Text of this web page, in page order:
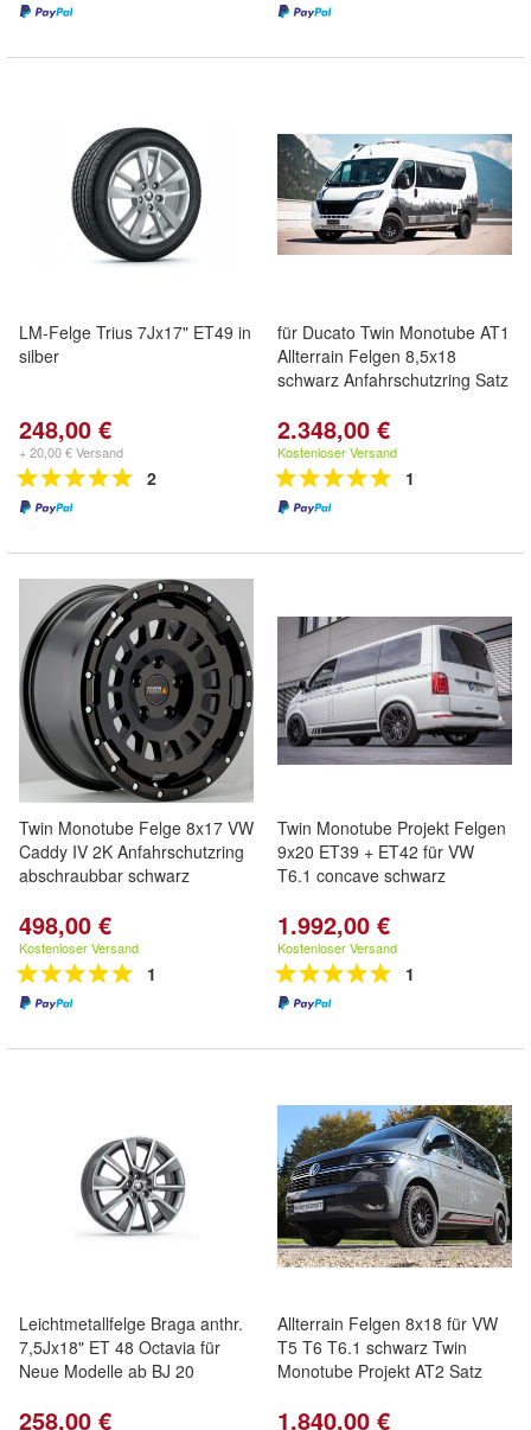
LM-Felge Trius 7Jx17" ET49 in
silber
248,00 €
+ 20,00 € Versand
2
für Ducato Twin Monotube AT1
Allterrain Felgen 8,5x18
schwarz Anfahrschutzring Satz
2.348,00 €
Kostenloser Versand
1
Twin Monotube Felge 8x17 VW
Caddy IV 2K Anfahrschutzring
abschraubbar schwarz
498,00 €
Kostenloser Versand
1
Twin Monotube Projekt Felgen
9x20 ET39 + ET42 für VW
T6.1 concave schwarz
1.992,00 €
Kostenloser Versand
1
Leichtmetallfelge Braga anthr.
7,5Jx18" ET 48 Octavia für
Neue Modelle ab BJ 20
258,00 €
Allterrain Felgen 8x18 für VW
T5 T6 T6.1 schwarz Twin
Monotube Projekt AT2 Satz
1.840,00 €